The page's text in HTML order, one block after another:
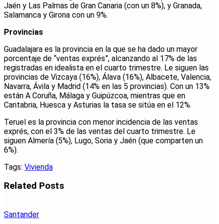
Jaén y Las Palmas de Gran Canaria (con un 8%), y Granada,
Salamanca y Girona con un 9%.
Provincias
Guadalajara es la provincia en la que se ha dado un mayor
porcentaje de “ventas exprés”, alcanzando al 17% de las
registradas en idealista en el cuarto trimestre. Le siguen las
provincias de Vizcaya (16%), Álava (16%), Albacete, Valencia,
Navarra, Ávila y Madrid (14% en las 5 provincias). Con un 13%
están A Coruña, Málaga y Guipúzcoa, mientras que en
Cantabria, Huesca y Asturias la tasa se sitúa en el 12%.
Teruel es la provincia con menor incidencia de las ventas
exprés, con el 3% de las ventas del cuarto trimestre. Le
siguen Almería (5%), Lugo, Soria y Jaén (que comparten un
6%).
Tags: Vivienda
Related Posts
Santander